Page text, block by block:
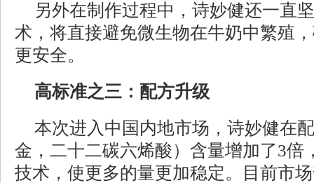
另外在制作过程中，诗妙健还一直
术，将直接避免微生物在牛奶中繁殖
更安全。
高标准之三：配方升级
本次进入中国内地市场，诗妙健在
金，二十二碳六烯酸）含量增加了3倍
技术，使更多的量更加稳定。目前市